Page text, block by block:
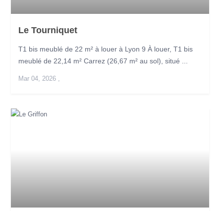
Le Tourniquet
T1 bis meublé de 22 m² à louer à Lyon 9 À louer, T1 bis
meublé de 22,14 m² Carrez (26,67 m² au sol), situé ...
Mar 04, 2026,